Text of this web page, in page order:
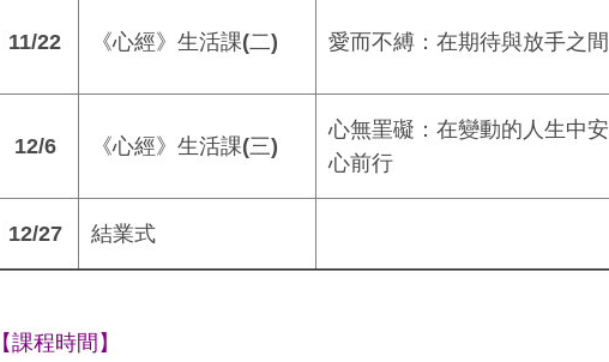
11/22 《心經》生活課(二) 愛而不縛：在期待與放手之間
12/6 《心經》生活課(三)
心無罣礙：在變動的人生中安
心前行
12/27 結業式
【課程時間】